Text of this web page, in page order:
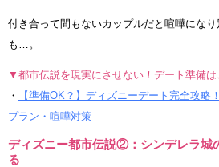
付き合って間もないカップルだと喧嘩にな
も…。
▼都市伝説を現実にさせない！デート準備は
・
【準備OK？】ディズニーデート完全攻略
プラン・喧嘩対策
ディズニー都市伝説②：シンデレラ城
る